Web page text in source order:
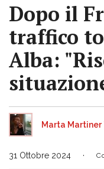
Dopo il
traffico
Alba:
Marta Martiner
31 Ottobre 2024